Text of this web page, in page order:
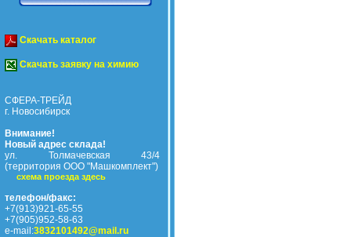
Скачать каталог
Скачать заявку на химию
СФЕРА-ТРЕЙД
г. Новосибирск
Внимание!
Новый адрес склада!
ул. Толмачевская 43/4
(территория ООО "Машкомплект")
схема проезда здесь
телефон/факс:
+7(913)921-65-55
+7(905)952-58-63
e-mail:3832101492@mail.ru